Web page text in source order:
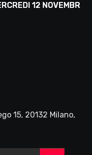
12 NOVEMBRE
15, 20132 Milano,